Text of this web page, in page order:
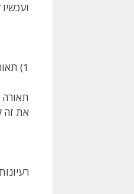
1) תאורה שמחליפה מצב רוח בקליק – בלי דרמה
תאורה
את זה